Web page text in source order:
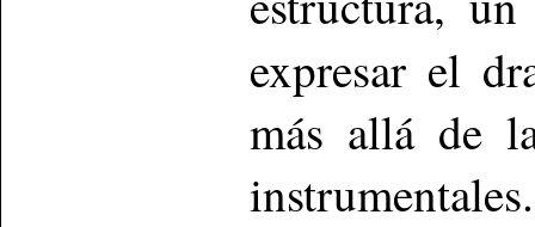
expresar el
más allá de
instrumentales.